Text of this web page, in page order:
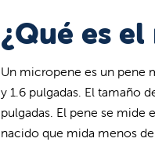
¿Qué es
Un micropene es un pene
y 1.6 pulgadas. El tamaño
pulgadas. El pene se mide
nacido que mida menos